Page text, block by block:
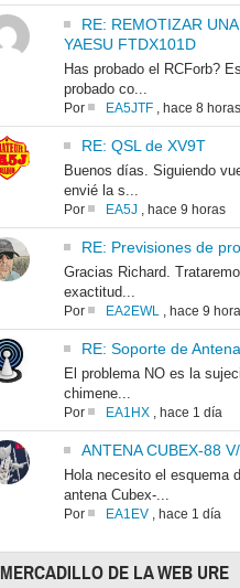
RE: REMOTIZAR
YAESU FTDX101D
Has probado el RCForb?
probado co...
Por EA5JTF, hace 8 horas
RE: QSL de XV9T
Buenos días. Siguiendo
envié la s...
Por EA5J, hace 9 horas
RE: Previsiones de
Gracias Richard.
exactitud...
Por EA2EWL, hace 9
RE: Soporte de
El problema NO es la
chimene...
Por EA1HX, hace 1 día
ANTENA CUBEX-88
Hola necesito el esquema
antena Cubex-...
Por EA1EV, hace 1 día
MERCADILLO DE LA WEB URE